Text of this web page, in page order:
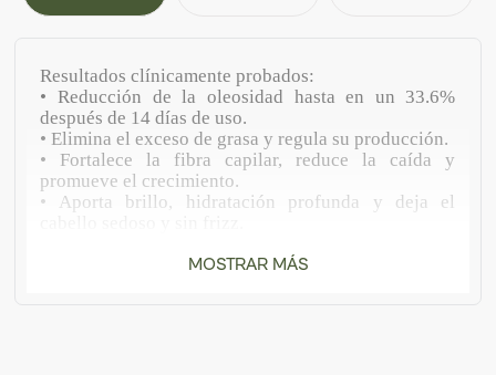
Resultados clínicamente probados:
• Reducción de la oleosidad hasta en un 33.6%
después de 14 días de uso.
• Elimina el exceso de grasa y regula su producción.
• Fortalece la fibra capilar, reduce la caída y
promueve el crecimiento.
• Aporta brillo, hidratación profunda y deja el
• No afecta la forma natural del cabello.
MOSTRAR MÁS